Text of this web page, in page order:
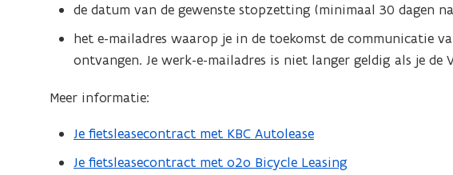
p
e
n
i
de datum van de gewenste stopzetting (minimaal 30 dagen
het e-mailadres waarop je in de toekomst de communicatie
ontvangen. Je werk-e-mailadres is niet langer geldig als je de
Meer informatie:
Je fietsleasecontract met KBC Autolease
Je fietsleasecontract met o2o Bicycle Leasing